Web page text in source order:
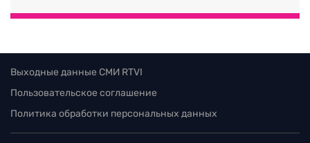
Выходные данные СМИ RTVI
Пользовательское соглашение
Политика обработки персональных данных